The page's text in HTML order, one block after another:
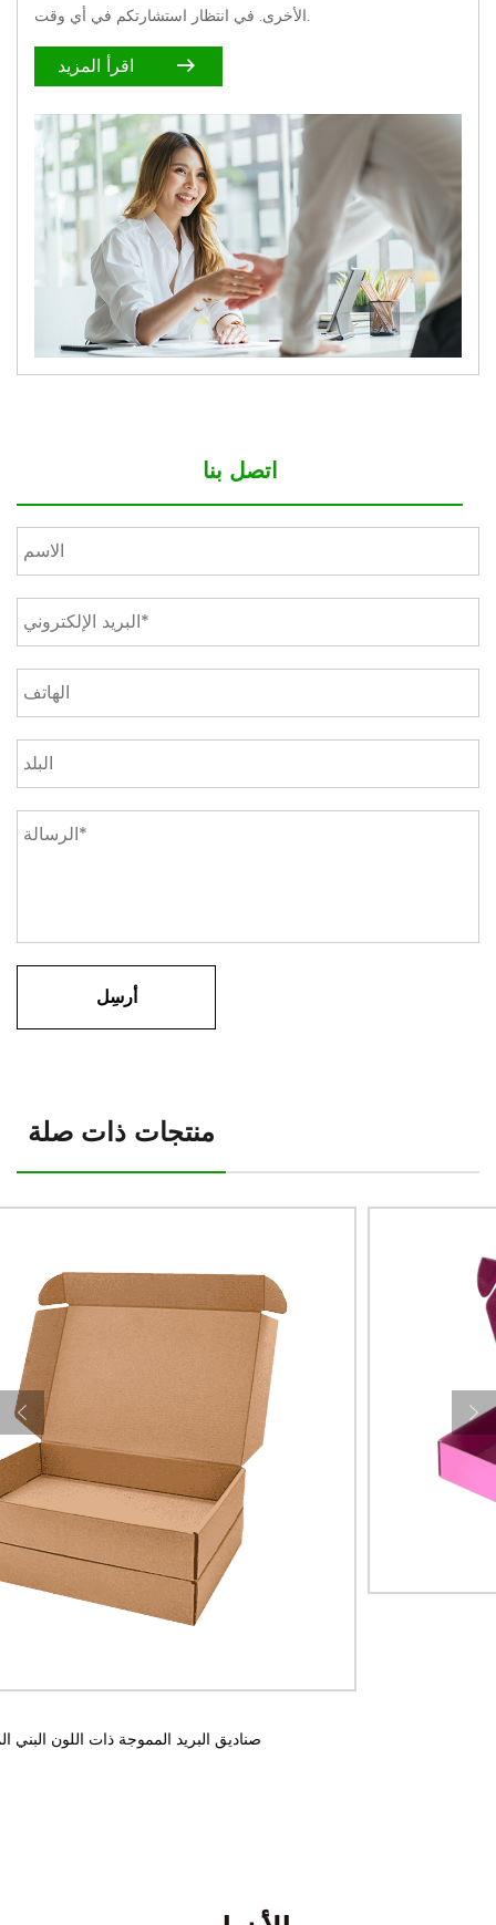
الأخرى. في انتظار استشارتكم في أي وقت.
اقرأ المزيد
اتصل بنا
منتجات ذات صلة